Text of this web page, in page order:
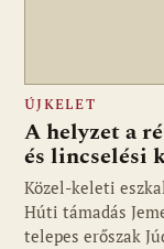
ÚJKELET
A helyzet a
és lincselési
Közel-keleti
Húti támadás
telepes erőszak